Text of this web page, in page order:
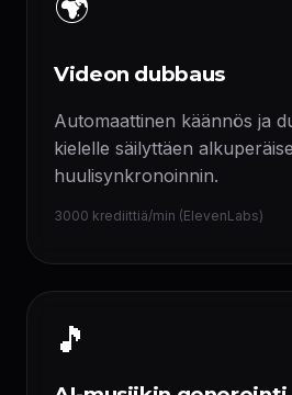
Videon dubbaus
Automaattinen käännös ja
kielelle säilyttäen
huulisynkronoinnin.
3000 krediittiä/min (ElevenLabs)
🎵